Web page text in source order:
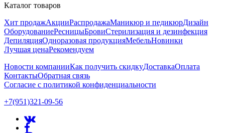
Каталог товаров
Хит продажАкцииРаспродажаМаникюр и педикюрДизайн
ОборудованиеРесницыБровиСтерилизация и дезинфекция
ДепиляцияОдноразовая продукцияМебельНовинки
Лучшая ценаРекомендуем
Новости компанииКак получить скидкуДоставкаОплата
КонтактыОбратная связь
Согласие с политикой конфиденциальности
+7(951)321-09-56